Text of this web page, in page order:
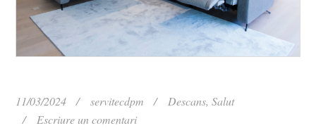
11/03/2024 servitecdpm Descans,Salut
Escriure un comentari